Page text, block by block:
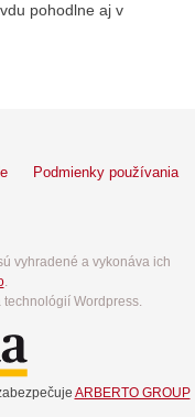
pohodlne aj v
Podmienky používania
vyhradené a vykonáva ich
.
Wordpress.
ARBERTO GROUP